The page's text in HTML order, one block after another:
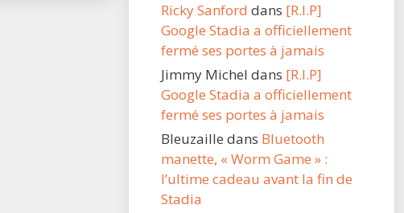
Ricky Sanford dans [R.I.P]
Google Stadia a officiellement
fermé ses portes à jamais
Jimmy Michel dans [R.I.P]
Google Stadia a officiellement
fermé ses portes à jamais
Bleuzaille dans Bluetooth
manette, « Worm Game » :
l’ultime cadeau avant la fin de
Stadia